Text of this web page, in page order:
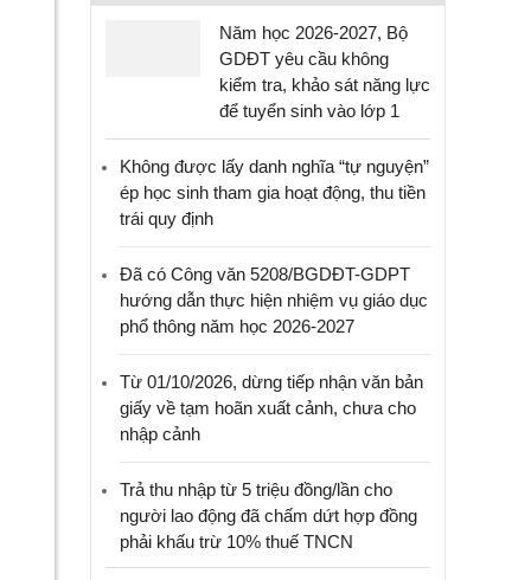
Năm học 2026-2027, Bộ
GDĐT yêu cầu không
kiểm tra, khảo sát năng lực
để tuyển sinh vào lớp 1
Không được lấy danh nghĩa “tự nguyện”
ép học sinh tham gia hoạt động, thu tiền
trái quy định
Đã có Công văn 5208/BGDĐT-GDPT
hướng dẫn thực hiện nhiệm vụ giáo dục
phổ thông năm học 2026-2027
Từ 01/10/2026, dừng tiếp nhận văn bản
giấy về tạm hoãn xuất cảnh, chưa cho
nhập cảnh
Trả thu nhập từ 5 triệu đồng/lần cho
người lao động đã chấm dứt hợp đồng
phải khấu trừ 10% thuế TNCN